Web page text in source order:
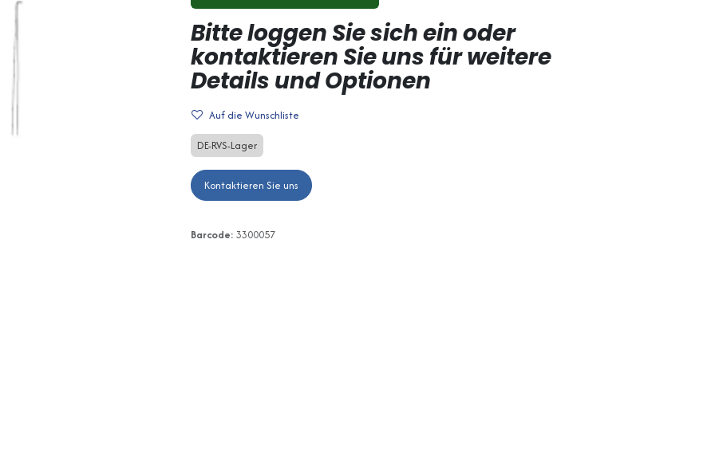
Bitte loggen Sie sich ein oder
kontaktieren Sie uns für weitere
Details und Optionen
Auf die Wunschliste
DE-RVS-Lager
Kontaktieren Sie uns
Barcode: 3300057